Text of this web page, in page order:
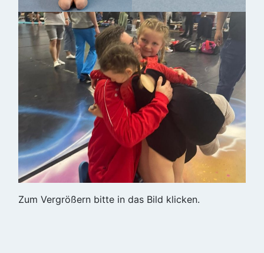
Zum Vergrößern bitte in das Bild klicken.